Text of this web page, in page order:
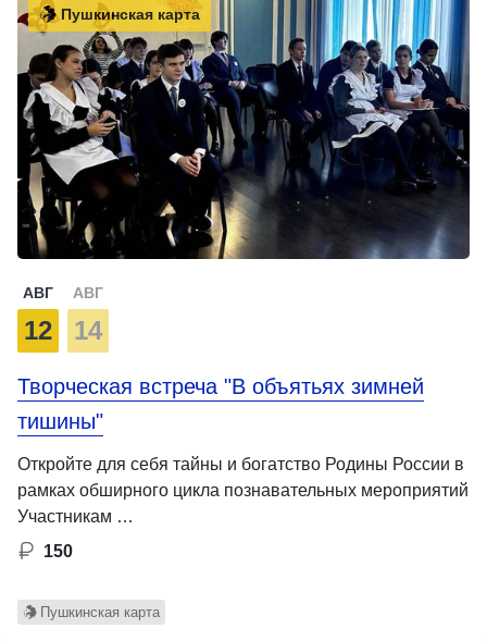
Пушкинская карта
АВГ
12
АВГ
14
Творческая встреча "В объятьях зимней
тишины"
Откройте для себя тайны и богатство Родины России в
рамках обширного цикла познавательных мероприятий
Участникам …
150
Пушкинская карта